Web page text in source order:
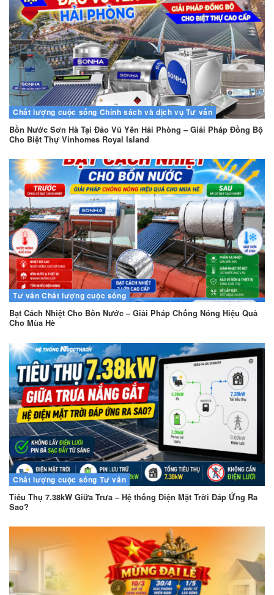
Chất lượng cuộc sống Chính sách và dịch vụ Tư vấn
Bồn Nước Sơn Hà Tại Đảo Vũ Yên Hải Phòng – Giải Pháp Đồng Bộ
Cho Biệt Thự Vinhomes Royal Island
Tư vấn Chất lượng cuộc sống
Bạt Cách Nhiệt Cho Bồn Nước – Giải Pháp Chống Nóng Hiệu Quả
Cho Mùa Hè
Chất lượng cuộc sống Tư vấn
Tiêu Thụ 7.38kW Giữa Trưa – Hệ thống Điện Mặt Trời Đáp Ứng Ra
Sao?